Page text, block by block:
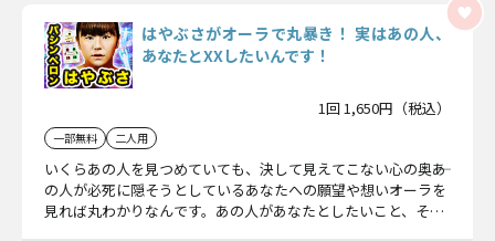
はやぶさがオーラで丸暴き！ 実はあの人、
あなたとXXしたいんです！
1回 1,650円（税込）
一部無料 二人用
いくらあの人を見つめていても、決して見えてこない心の奥――あ
の人が必死に隠そうとしているあなたへの願望や想いオーラを
見れば丸わかりなんです。あの人があなたとしたいこと、そし